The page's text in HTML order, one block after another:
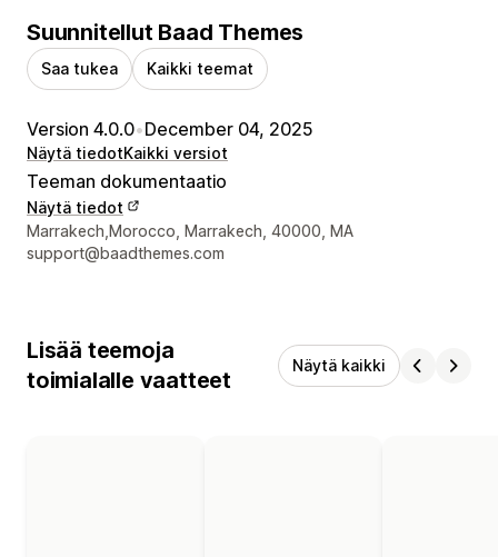
Suunnitellut Baad Themes
Saa tukea Kaikki teemat
Version 4.0.0•December 04, 2025
Näytä tiedotKaikki versiot
Teeman dokumentaatio
Näytä tiedot
Suunnittelijan yhteystiedot
Marrakech,Morocco, Marrakech, 40000, MA
support@baadthemes.com
Lisää teemoja
toimialalle vaatteet
Näytä kaikki